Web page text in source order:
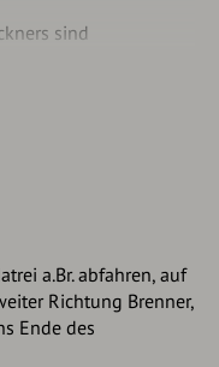
sind
Reckner mit 2886m
und Geierjoch
a.Br. abfahren, auf
Richtung Brenner,
Ende des